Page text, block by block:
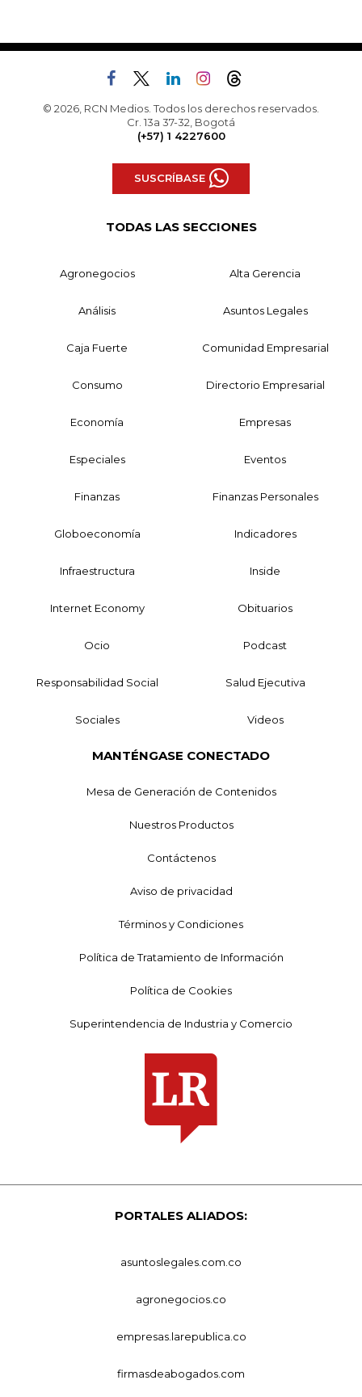
© 2026, RCN Medios. Todos los derechos reservados.
Cr. 13a 37-32, Bogotá
(+57) 1 4227600
SUSCRÍBASE
TODAS LAS SECCIONES
Agronegocios Alta Gerencia
Análisis Asuntos Legales
Caja Fuerte Comunidad Empresarial
Consumo Directorio Empresarial
Economía Empresas
Especiales Eventos
Finanzas Finanzas Personales
Globoeconomía Indicadores
Infraestructura Inside
Internet Economy Obituarios
Ocio Podcast
Responsabilidad Social Salud Ejecutiva
Sociales Videos
MANTÉNGASE CONECTADO
Mesa de Generación de Contenidos
Nuestros Productos
Contáctenos
Aviso de privacidad
Términos y Condiciones
Política de Tratamiento de Información
Política de Cookies
Superintendencia de Industria y Comercio
PORTALES ALIADOS:
asuntoslegales.com.co
agronegocios.co
empresas.larepublica.co
firmasdeabogados.com